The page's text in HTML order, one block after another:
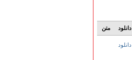
دانلود متن
دانلود